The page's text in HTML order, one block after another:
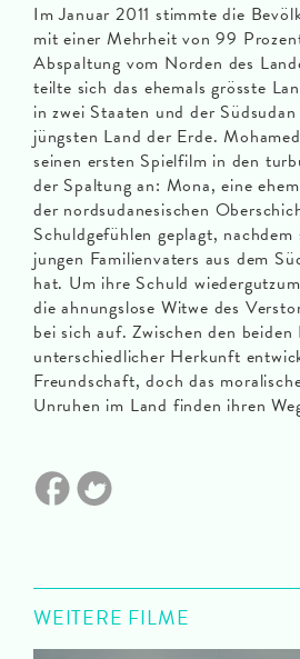
Im Januar 2011 stimmte die
mit einer Mehrheit von 99
Abspaltung vom Norden des
teilte sich das ehemals grösste
in zwei Staaten und der
jüngsten Land der Erde.
seinen ersten Spielfilm in den
der Spaltung an: Mona, eine
der nordsudanesischen
Schuldgefühlen geplagt, nachdem
jungen Familienvaters aus dem
hat. Um ihre Schuld
die ahnungslose Witwe des
bei sich auf. Zwischen den beiden
unterschiedlicher Herkunft
Freundschaft, doch das
Unruhen im Land finden ihren
WEITERE FILME